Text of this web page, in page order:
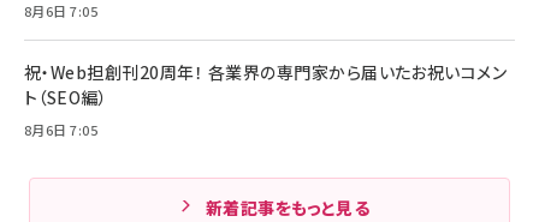
8月6日 7:05
祝・Web担創刊20周年！ 各業界の専門家から届いたお祝いコメン
ト（SEO編）
8月6日 7:05
新着記事をもっと見る